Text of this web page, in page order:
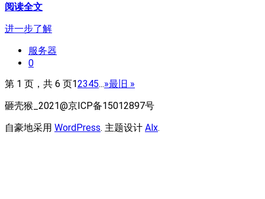
阅读全文
进一步了解
服务器
0
第 1 页，共 6 页12345...»最旧 »
砸壳猴_2021@京ICP备15012897号
自豪地采用 WordPress. 主题设计 Alx.